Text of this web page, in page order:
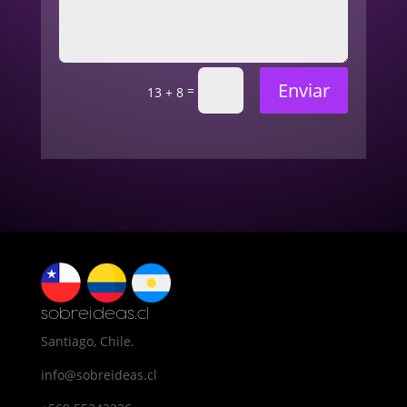
13 + 8 = Enviar
sobreideas.cl
Santiago, Chile.
info@sobreideas.cl